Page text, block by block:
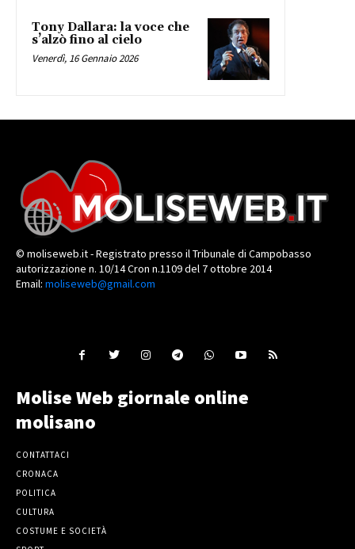
Tony Dallara: la voce che
s’alzò fino al cielo
Venerdì, 16 Gennaio 2026
© moliseweb.it - Registrato presso il Tribunale di Campobasso
autorizzazione n. 10/14 Cron n.1109 del 7 ottobre 2014
Email: moliseweb@gmail.com
Molise Web giornale online
molisano
CONTATTACI
CRONACA
POLITICA
CULTURA
COSTUME E SOCIETÀ